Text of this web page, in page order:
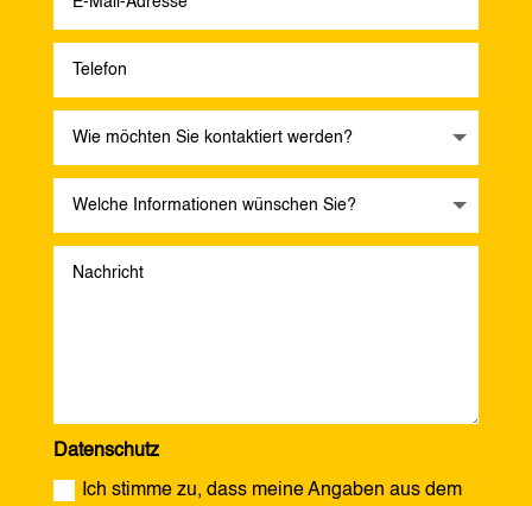
Datenschutz
Ich stimme zu, dass meine Angaben aus dem